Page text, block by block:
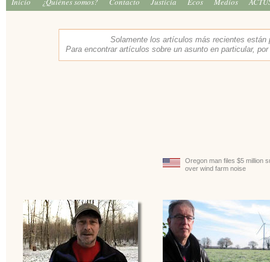
Solamente los artículos más recientes están
Para encontrar artículos sobre un asunto en particular,
Oregon man files $5 million
over wind farm noise